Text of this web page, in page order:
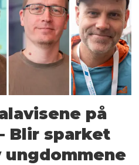
på
Blir sparket